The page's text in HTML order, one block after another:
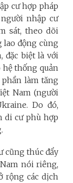
cư hợp pháp
nhập cư
sát, theo dõi
lao động cùng
đặc biệt là với
thống quản
làm tăng
Nam (người
Do đó,
di cư phù hợp
cũng thúc đẩy
nói riêng,
rộng các dịch